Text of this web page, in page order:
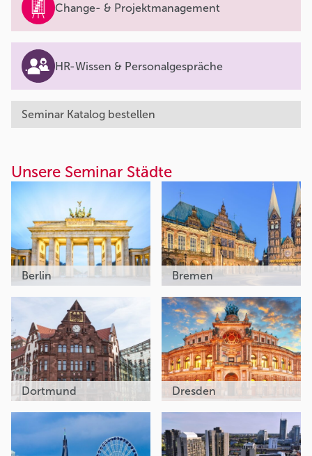
Change- & Projektmanagement
HR-Wissen & Personalgespräche
Seminar Katalog bestellen
Unsere Seminar Städte
Berlin Bremen
Dortmund Dresden